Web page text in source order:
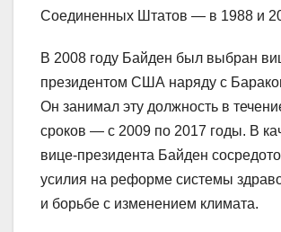
Соединенных Штатов — в 1988 и
В 2008 году Байден был выбран
президентом США наряду с
Он занимал эту должность в
сроков — с 2009 по 2017 годы. В
вице-президента Байден
усилия на реформе системы
и борьбе с изменением климата.